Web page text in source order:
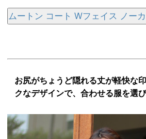
ムートン コート Wフェイス ノー
お尻がちょうど隠れる丈が軽快な
クなデザインで、合わせる服を選